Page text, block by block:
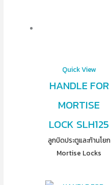
Quick View
HANDLE FOR
MORTISE
LOCK SLH125
ลูกบิดประตูและก้านโยก
Mortise Locks